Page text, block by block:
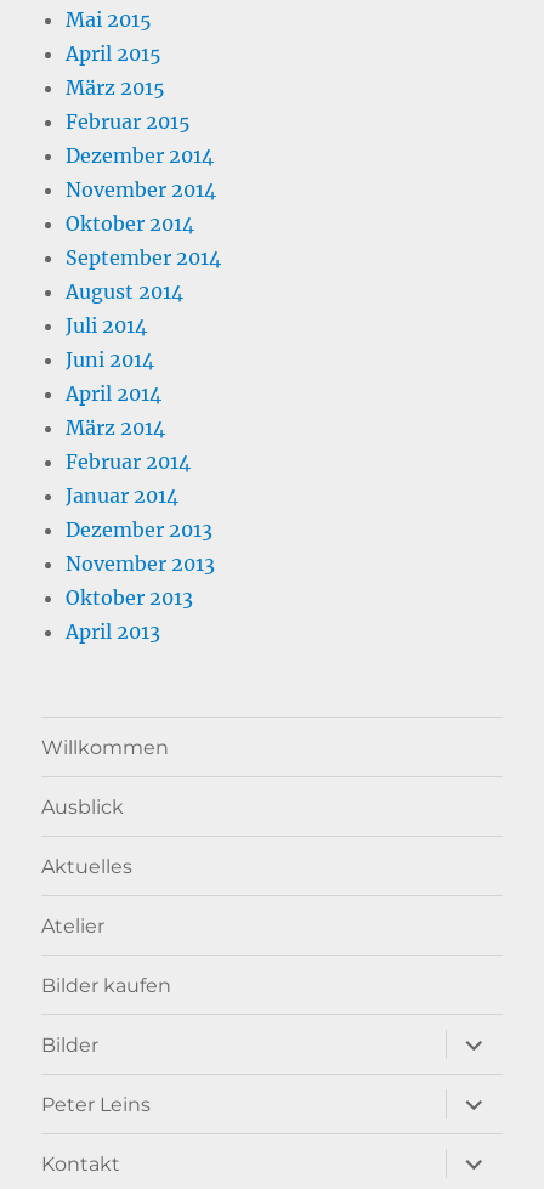
Mai 2015
April 2015
März 2015
Februar 2015
Dezember 2014
November 2014
Oktober 2014
September 2014
August 2014
Juli 2014
Juni 2014
April 2014
März 2014
Februar 2014
Januar 2014
Dezember 2013
November 2013
Oktober 2013
April 2013
Willkommen
Ausblick
Aktuelles
Atelier
Bilder kaufen
Bilder
anzeigen
Peter Leins
anzeigen
Kontakt
anzeigen